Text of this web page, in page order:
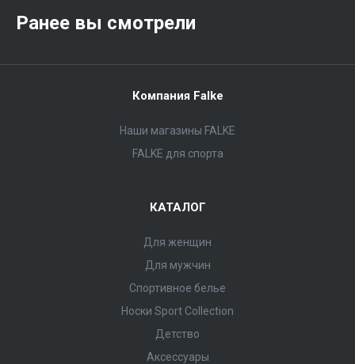
Ранее вы смотрели
Компания Falke
Наши магазины FALKE
FALKE для спорта
КАТАЛОГ
Для женщин
Для мужчин
Спортивное белье
Носки Sport Collection
Детство
Аксессуары